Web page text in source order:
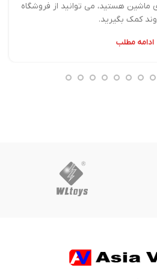
ماشین هستید، می توانید از فروشگاه
کمک بگیرید.
ادامه مطلب